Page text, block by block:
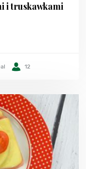
i truskawkami
12